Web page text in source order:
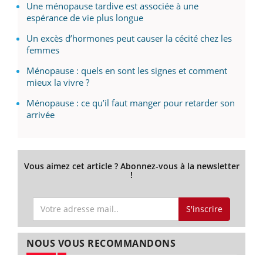
Une ménopause tardive est associée à une
espérance de vie plus longue
Un excès d’hormones peut causer la cécité chez les
femmes
Ménopause : quels en sont les signes et comment
mieux la vivre ?
Ménopause : ce qu’il faut manger pour retarder son
arrivée
Vous aimez cet article ? Abonnez-vous à la newsletter
!
S'inscrire
NOUS VOUS RECOMMANDONS